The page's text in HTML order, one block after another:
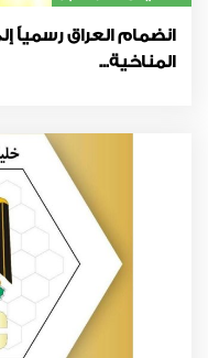
انضمام العراق رسمياً
المناخية...